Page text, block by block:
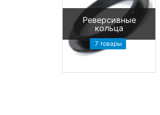
Реверсивные
кольца
7 товары